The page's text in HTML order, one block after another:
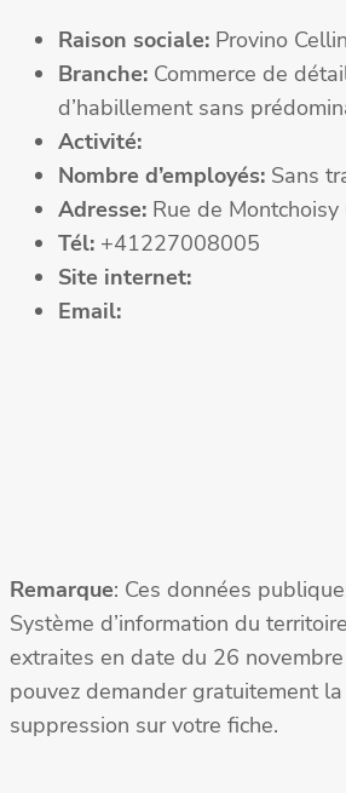
Raison sociale: Provino
Branche: Commerce de
d’habillement sans
Activité:
Nombre d’employés: Sans
Adresse: Rue de
Tél: +41227008005
Site internet:
Email:
Remarque: Ces données
Système d’information du
extraites en date du 26
pouvez demander gratuitement
suppression sur votre fiche.